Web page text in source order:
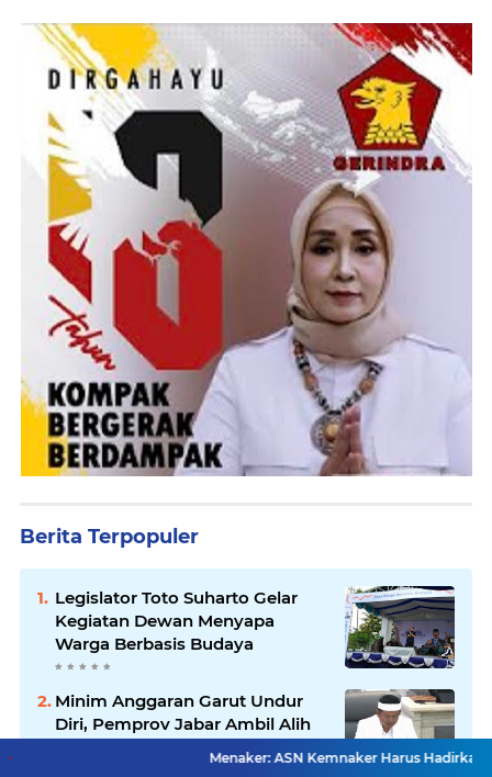
Berita Terpopuler
Legislator Toto Suharto Gelar
Kegiatan Dewan Menyapa
Warga Berbasis Budaya
Minim Anggaran Garut Undur
Diri, Pemprov Jabar Ambil Alih
Pelaksanaan MTQ Jabar 2026
Menaker: ASN Kemnaker Harus Hadirkan Dampak